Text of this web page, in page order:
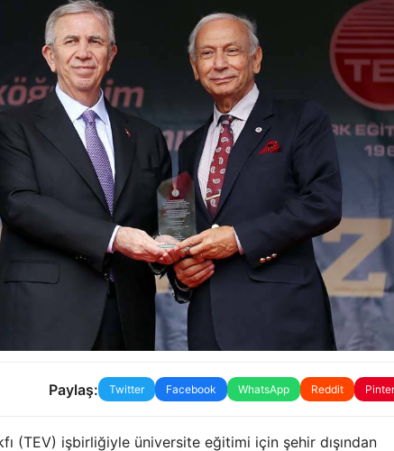
Paylaş: Twitter Facebook WhatsApp Reddit
(TEV) işbirliğiyle üniversite eğitimi için şehir dışından